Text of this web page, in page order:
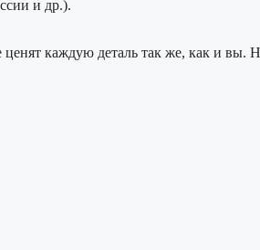
и др.).
каждую деталь так же, как и